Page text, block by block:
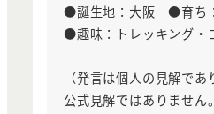
●誕生地：大阪 ●育ち
●趣味：トレッキング・
（発言は個人の見解で
公式見解ではありません